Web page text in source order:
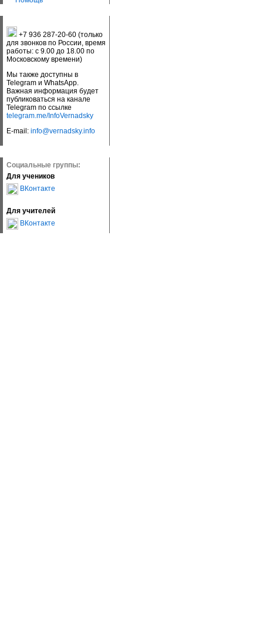
+7 936 287-20-60 (только
для звонков по России, время
работы: с 9.00 до 18.00 по
Московскому времени)
Мы также доступны в
Telegram и WhatsApp.
Важная информация будет
публиковаться на канале
Telegram по ссылке
telegram.me/InfoVernadsky
E-mail: info@vernadsky.info
Социальные группы:
Для учеников
ВКонтакте
Для учителей
ВКонтакте